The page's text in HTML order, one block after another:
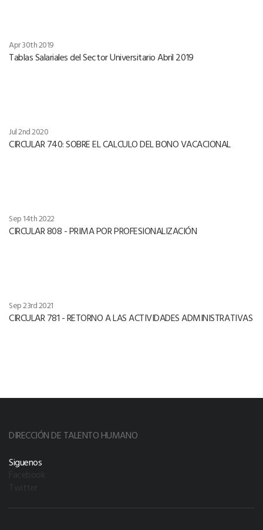
Apr 30th 2019
Tablas Salariales del Sector Universitario Abril 2019
Jul 2nd 2020
CIRCULAR 740: SOBRE EL CALCULO DEL BONO VACACIONAL
Sep 14th 2022
CIRCULAR 808 - PRIMA POR PROFESIONALIZACIÓN
Sep 23rd 2021
CIRCULAR 781 - RETORNO A LAS ACTIVIDADES ADMINISTRATIVAS
DIRECCIÓN DE TALENTO HUMANO
Siguenos